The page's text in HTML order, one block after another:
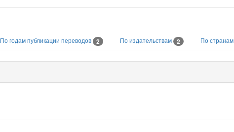
По годам публикации переводов 2 По издательствам 2 По странам